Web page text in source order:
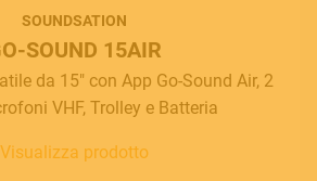
SOUNDSATION
SOUND 15AIR
da 15" con App Go-Sound Air, 2
VHF, Trolley e Batteria
Visualizza prodotto